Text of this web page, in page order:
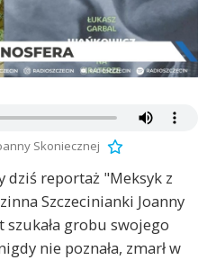
Skoniecznej
dziś reportaż "Meksyk z
Szczecinianki Joanny
grobu swojego
nie poznała, zmarł w